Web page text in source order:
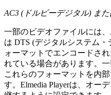
AC3 (ドルビーデジタル) ま
一部のビデオファイルには
は DTS (デジタルシステム
ォーマットでエンコードさ
れている場合があります。
これらのフォーマットを内
す。Elmedia Playerは、オー